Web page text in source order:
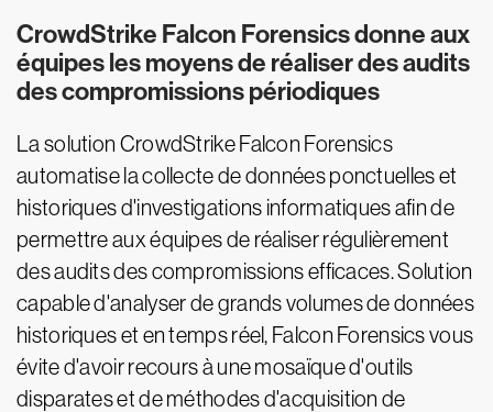
CrowdStrike Falcon Forensics donne aux
équipes les moyens de réaliser des audits
des compromissions périodiques
La solution CrowdStrike Falcon Forensics
automatise la collecte de données ponctuelles et
historiques d'investigations informatiques afin de
permettre aux équipes de réaliser régulièrement
des audits des compromissions efficaces. Solution
capable d'analyser de grands volumes de données
historiques et en temps réel, Falcon Forensics vous
évite d'avoir recours à une mosaïque d'outils
disparates et de méthodes d'acquisition de